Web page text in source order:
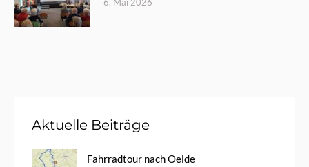
Aktuelle Beiträge
Fahrradtour nach Oelde